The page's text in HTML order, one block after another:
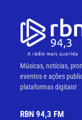
Músicas, notícias,
eventos e ações
plataformas digitais!
RBN 94,3 FM